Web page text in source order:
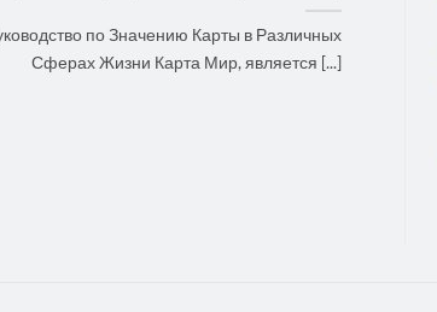
по Значению Карты в Различных
Сферах Жизни Карта Мир, является [...]